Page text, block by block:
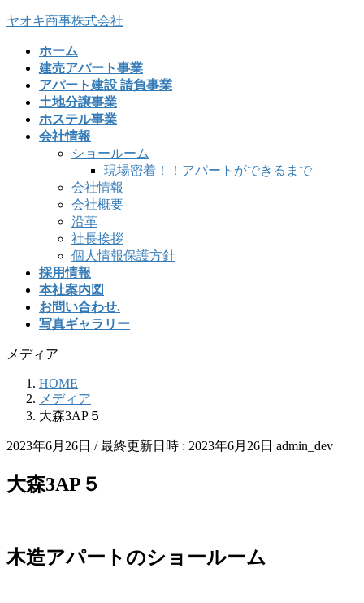
コ
ナ
ヤオキ商事株式会社
ホーム
建売アパート事業
アパート建設 請負事業
土地分譲事業
ホステル事業
会社情報
ショールーム
現場密着！！アパートができるまで
会社情報
会社概要
沿革
社長挨拶
個人情報保護方針
採用情報
本社案内図
お問い合わせ.
写真ギャラリー
メディア
HOME
メディア
大森3AP５
2023年6月26日 / 最終更新日時 : 2023年6月26日 admin_dev
大森3AP５
木造アパートのショールーム